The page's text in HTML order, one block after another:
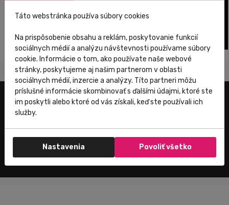
Užitočné odkazy
E-shop
Trenujeme
Táto webstránka používa súbory cookies
Na prispôsobenie obsahu a reklám, poskytovanie funkcií
sociálnych médií a analýzu návštevnosti používame súbory
cookie. Informácie o tom, ako používate naše webové
stránky, poskytujeme aj našim partnerom v oblasti
sociálnych médií, inzercie a analýzy. Títo partneri môžu
príslušné informácie skombinovať s ďalšími údajmi, ktoré ste
im poskytli alebo ktoré od vás získali, keď ste používali ich
služby.
Nastavenia Povoliť všetko